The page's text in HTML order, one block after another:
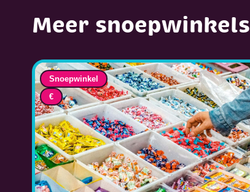
Meer snoepwinkels
Snoepwinkel
€